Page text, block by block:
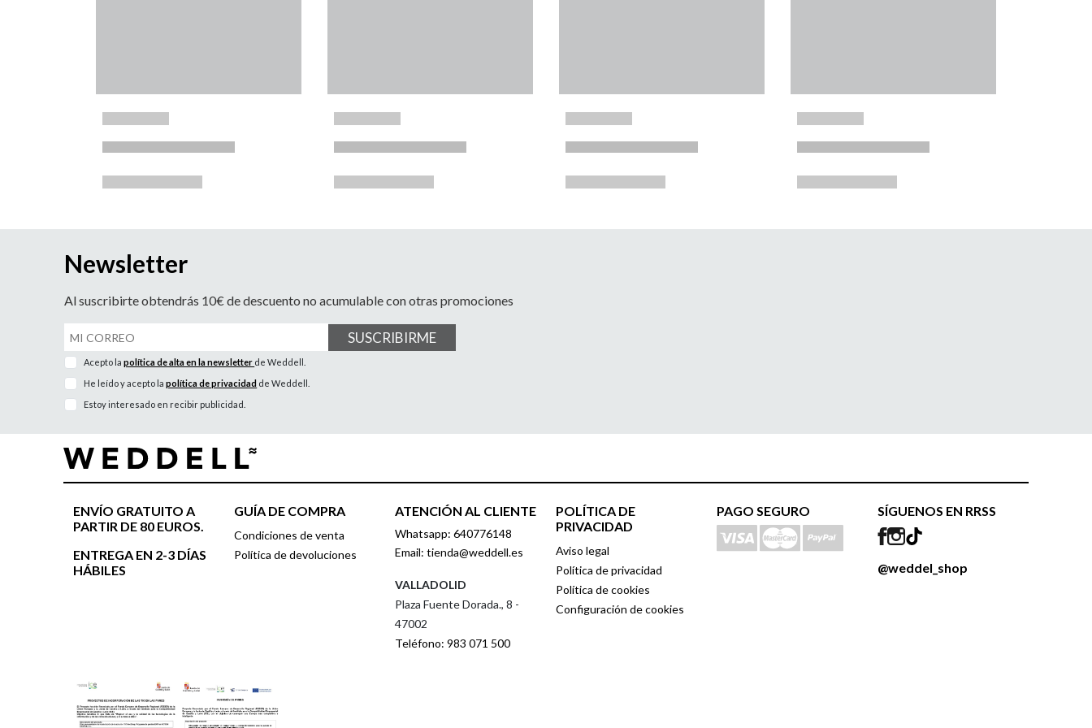
Newsletter
Al suscribirte obtendrás 10€ de descuento no acumulable con otras promociones
SUSCRIBIRME
Acepto lapolítica de alta en la newsletter de Weddell.
He leído y acepto lapolítica de privacidad de Weddell.
Estoy interesado en recibir publicidad.
ENVÍO GRATUITO A
PARTIR DE 80 EUROS.
ENTREGA EN 2-3 DÍAS
HÁBILES
GUÍA DE COMPRA
Condiciones de venta
Política de devoluciones
ATENCIÓN AL CLIENTE
Whatsapp: 640776148
Email: tienda@weddell.es
VALLADOLID
Plaza Fuente Dorada., 8 -
47002
Teléfono: 983 071 500
POLÍTICA DE
PRIVACIDAD
Aviso legal
Política de privacidad
Política de cookies
Configuración de cookies
PAGO SEGURO SÍGUENOS EN RRSS
@weddel_shop